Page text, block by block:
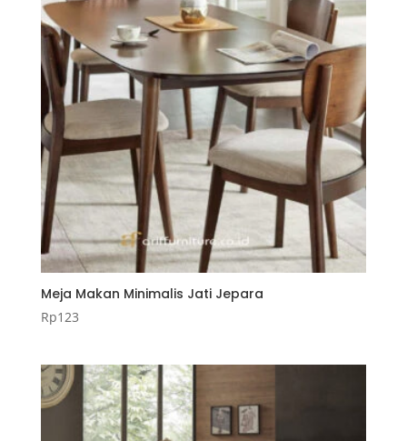
Meja Makan Minimalis Jati Jepara
Rp123